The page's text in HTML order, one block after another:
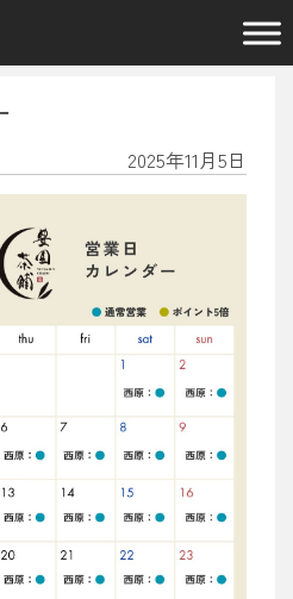
ション
2025年11月5日